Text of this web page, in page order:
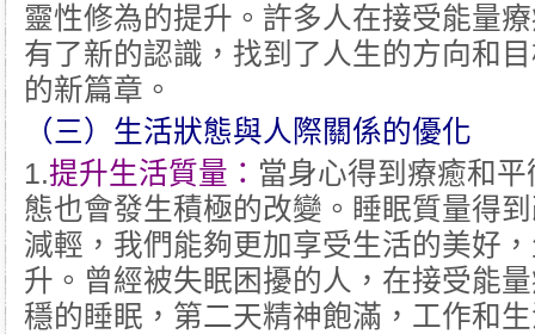
靈性修為的提升。許多人在接受能量
有了新的認識，找到了人生的方向和
的新篇章。
（三）生活狀態與人際關係的優化
1.提升生活質量： 當身心得到療癒和
態也會發生積極的改變。睡眠質量得
減輕，我們能夠更加享受生活的美好
升。曾經被失眠困擾的人，在接受能
穩的睡眠，第二天精神飽滿，工作和